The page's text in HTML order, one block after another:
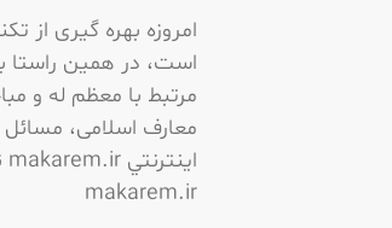
امروزه بهره گيرى از
است، در همين راستا
مرتبط با معظم له و
معارف اسلامى، مسائل
اينترنتي makarem.ir نموده است.
makarem.ir